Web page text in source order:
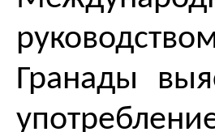
Гранады